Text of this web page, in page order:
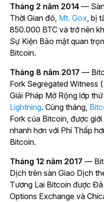
Tháng 2 năm 2014 —
Thời Gian đó, Mt. Gox, bị
850.000 BTC và trở nên
Sự Kiện Bảo mật quan
Bitcoin.
Tháng 8 năm 2017 —
Fork Segregated Witness (
Giải Pháp Mở Rộng lớp
Lightning. Cùng tháng,
Fork của Bitcoin, được
nhanh hơn với Phí Thấp
Bitcoin.
Tháng 12 năm 2017 —
Dịch trên sàn Giao Dịch
Tương Lai Bitcoin được
Options Exchange và